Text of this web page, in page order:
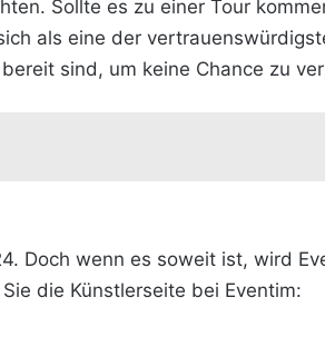
Sollte es zu einer Tour
als eine der
sind, um keine Chance zu
Doch wenn es soweit ist, wird
die Künstlerseite bei Eventim: